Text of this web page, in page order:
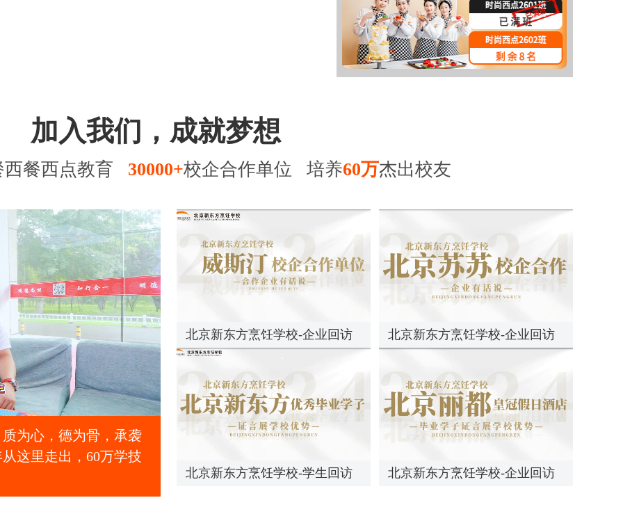
享校企助学金 技能+考取学历 在线报名
享校企助学金 技能+考取学历 在线报名
享校企助学金 技能+考取学历 在线报名
享校企助学金 技能+考取学历
享校企助学金 技能+考取学历 在线报名
北京海淀 宋自超 报读 金典总厨
北京海淀 马本硕 报读 经典西点
北京西城 王铭善 报读 时尚西点
北京西城 李允轩 报读 金典总厨
河北沧州 纪真奥 报读
郭燕芳 报读
河南南阳 郭心悦 报读 时尚西点
李俊豪 报读 大厨精英
天津县蓟 刘金朋 报读 金典总厨
天津市 吴添翼 报读 大厨精英
安徽淮南 马宏达 报读 中西式面点专业
河北张家口 唐博兴 报读 经典西点
加入我们，成就梦想
西餐西点教育 30000+校企合作单位 培养60万杰出校友
为心，德为骨，承袭
这里走出，60万学技
北京新东方烹饪学校-企业回访 北京新东方烹饪学校-企业回访
北京新东方烹饪学校-学生回访 北京新东方烹饪学校-企业回访